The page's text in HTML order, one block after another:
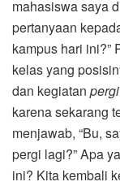
mahasiswa saya
pertanyaan
kampus hari ini?”
kelas yang
dan kegiatan pergi
karena sekarang
menjawab, “Bu,
pergi lagi?” Apa
ini? Kita kembali